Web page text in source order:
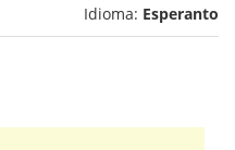
Idioma: Esperanto